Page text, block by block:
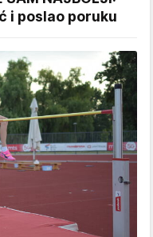
i poslao poruku